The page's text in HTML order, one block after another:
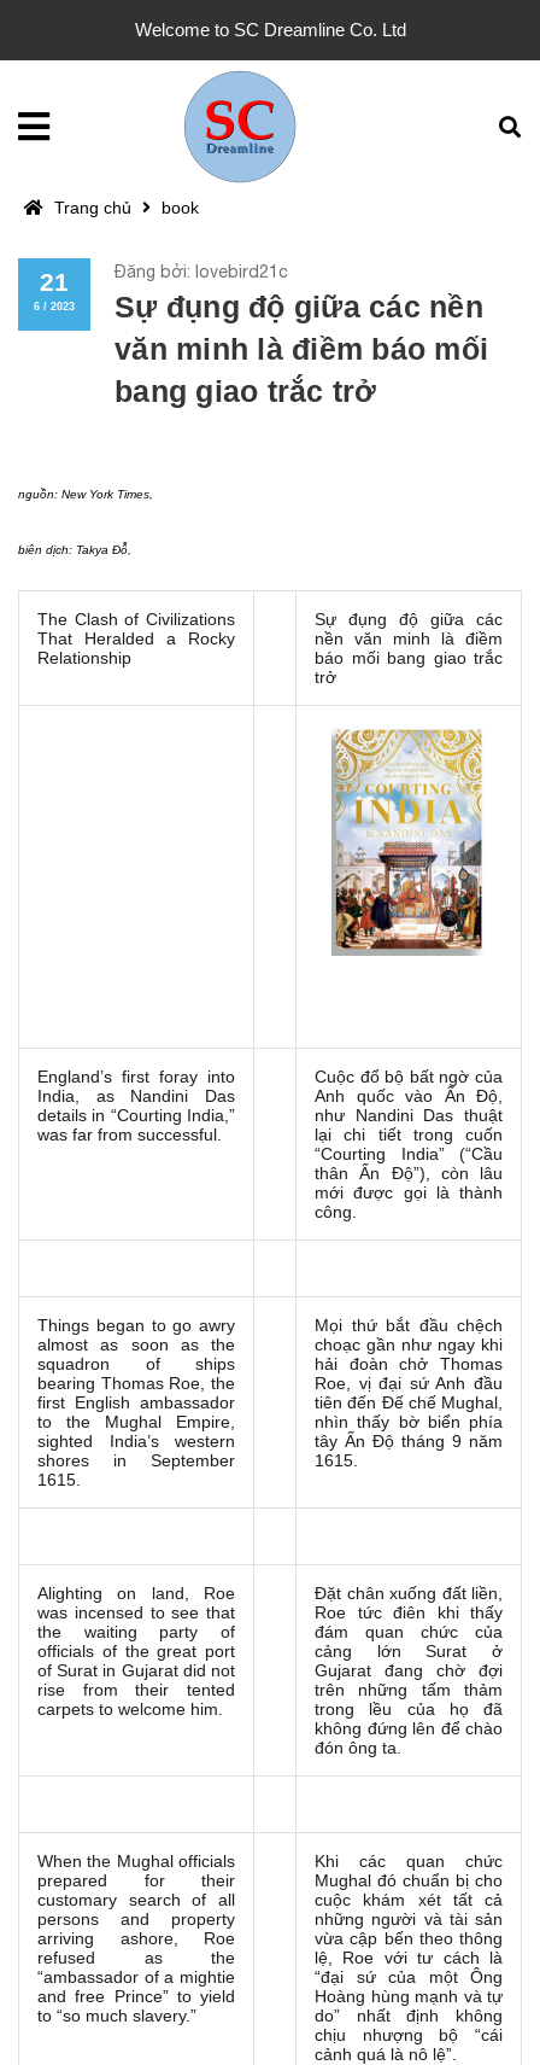
Welcome to SC Dreamline Co. Ltd
Trang chủ book
21
6 / 2023
Đăng bởi: lovebird21c
Sự đụng độ giữa các nền
văn minh là điềm báo mối
bang giao trắc trở
nguồn: New York Times,
biên dịch: Takya Đỗ,
The Clash of Civilizations
That Heralded a Rocky
Relationship
Sự đụng độ giữa các
nền văn minh là điềm
báo mối bang giao trắc
trở
England’s first foray into
India, as Nandini Das
details in “Courting India,”
was far from successful.
Cuộc đổ bộ bất ngờ của
Anh quốc vào Ấn Độ,
như Nandini Das thuật
lại chi tiết trong cuốn
“Courting India” (“Cầu
thân Ấn Độ”), còn lâu
mới được gọi là thành
công.
Things began to go awry
almost as soon as the
squadron of ships
bearing Thomas Roe, the
first English ambassador
to the Mughal Empire,
sighted India’s western
shores in September
1615.
Mọi thứ bắt đầu chệch
choạc gần như ngay khi
hải đoàn chở Thomas
Roe, vị đại sứ Anh đầu
tiên đến Đế chế Mughal,
nhìn thấy bờ biển phía
tây Ấn Độ tháng 9 năm
1615.
Alighting on land, Roe
was incensed to see that
the waiting party of
officials of the great port
of Surat in Gujarat did not
rise from their tented
carpets to welcome him.
Đặt chân xuống đất liền,
Roe tức điên khi thấy
đám quan chức của
cảng lớn Surat ở
Gujarat đang chờ đợi
trên những tấm thảm
trong lều của họ đã
không đứng lên để chào
đón ông ta.
When the Mughal officials
prepared for their
customary search of all
persons and property
arriving ashore, Roe
refused as the
“ambassador of a mightie
and free Prince” to yield
to “so much slavery.”
Khi các quan chức
Mughal đó chuẩn bị cho
cuộc khám xét tất cả
những người và tài sản
vừa cập bến theo thông
lệ, Roe với tư cách là
“đại sứ của một Ông
Hoàng hùng mạnh và tự
do” nhất định không
chịu nhượng bộ “cái
cảnh quá là nô lệ”.